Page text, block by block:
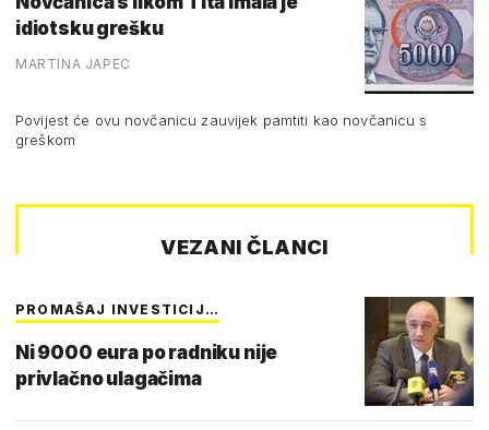
idiotsku grešku
MARTINA JAPEC
Povijest će ovu novčanicu zauvijek pamtiti kao novčanicu s
greškom
VEZANI ČLANCI
PROMAŠAJ INVESTICIJ…
Ni 9000 eura po radniku nije
privlačno ulagačima